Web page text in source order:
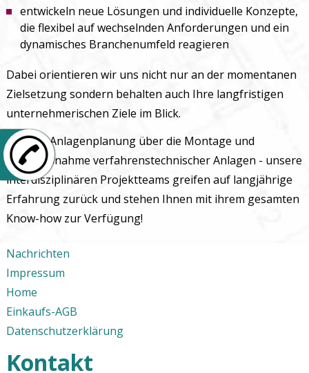
entwickeln neue Lösungen und individuelle Konzepte,
die flexibel auf wechselnden Anforderungen und ein
dynamisches Branchenumfeld reagieren
Dabei orientieren wir uns nicht nur an der momentanen
Zielsetzung sondern behalten auch Ihre langfristigen
unternehmerischen Ziele im Blick.
Von der Anlagenplanung über die Montage und
Inbetriebnahme verfahrenstechnischer Anlagen - unsere
interdisziplinären Projektteams greifen auf langjährige
Erfahrung zurück und stehen Ihnen mit ihrem gesamten
Know-how zur Verfügung!
Nachrichten
Impressum
Home
Einkaufs-AGB
Datenschutzerklärung
Kontakt
+49 6106 26847-0